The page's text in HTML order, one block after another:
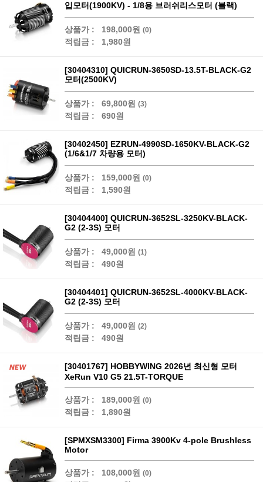
입모터(1900KV) - 1/8용 브러쉬리스모터 (블랙)
상품가 : 198,000원 (0)
적립금 : 1,980원
[30404310] QUICRUN-3650SD-13.5T-BLACK-G2
모터(2500KV)
상품가 : 69,800원 (3)
적립금 : 690원
[30402450] EZRUN-4990SD-1650KV-BLACK-G2
(1/6&1/7 차량용 모터)
상품가 : 159,000원 (0)
적립금 : 1,590원
[30404400] QUICRUN-3652SL-3250KV-BLACK-
G2 (2-3S) 모터
상품가 : 49,000원 (1)
적립금 : 490원
[30404401] QUICRUN-3652SL-4000KV-BLACK-
G2 (2-3S) 모터
상품가 : 49,000원 (2)
적립금 : 490원
[30401767] HOBBYWING 2026년 최신형 모터
XeRun V10 G5 21.5T-TORQUE
상품가 : 189,000원 (0)
적립금 : 1,890원
[SPMXSM3300] Firma 3900Kv 4-pole Brushless
Motor
상품가 : 108,000원 (0)